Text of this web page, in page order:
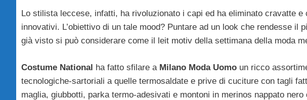
Lo stilista leccese, infatti, ha rivoluzionato i capi ed ha eliminato cravatte
innovativi. L’obiettivo di un tale mood? Puntare ad un look che rendesse il
già visto si può considerare come il leit motiv della settimana della moda
Costume National ha fatto sfilare a Milano Moda Uomo un ricco
tecnologiche-sartoriali a quelle termosaldate e prive di cuciture con tagli
maglia, giubbotti, parka termo-adesivati e montoni in merinos nappato